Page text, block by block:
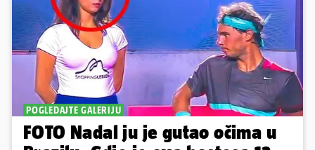
POGLEDAJTE GALERIJU
FOTO Nadal ju je gutao očima u